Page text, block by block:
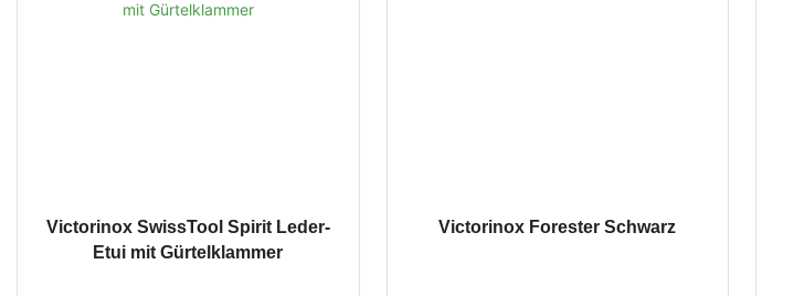
Victorinox SwissTool Spirit Leder-
Etui mit Gürtelklammer
Victorinox Forester Schwarz